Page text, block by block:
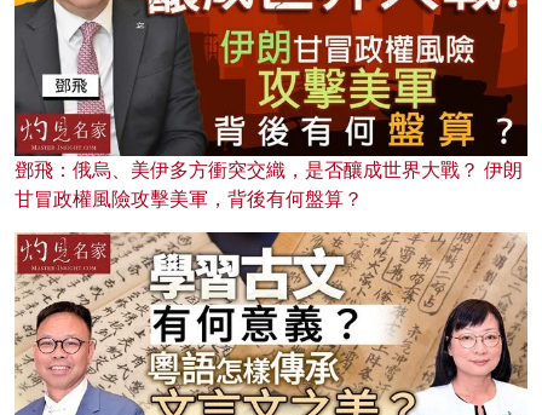
鄧飛：俄烏、美伊多方衝突交織，是否釀成世界大戰？ 伊朗
甘冒政權風險攻擊美軍，背後有何盤算？